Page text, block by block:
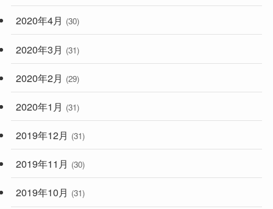
2020年4月 (30)
2020年3月 (31)
2020年2月 (29)
2020年1月 (31)
2019年12月 (31)
2019年11月 (30)
2019年10月 (31)